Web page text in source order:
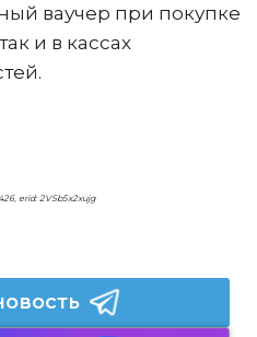
ваучер при покупке
и в кассах
erid: 2VSb5x2xujg